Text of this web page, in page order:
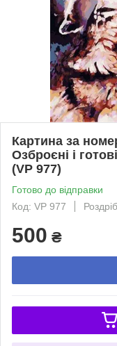
Картина за
Озброєні і
(VP 977)
Готово до відправки
Код: VP 977
Роздріб
500 ₴